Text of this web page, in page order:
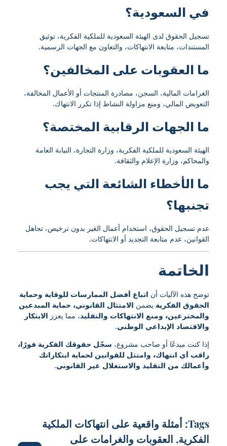
في السعودية؟
تسجيل الحقوق لدى الهيئة السعودية للملكية الفكرية، توثيق
المستندات، متابعة الانتهاكات، والتعاون مع الجهات الرسمية.
ما العقوبات على المخالفين؟
الغرامات المالية، السجن، مصادرة المنتجات أو الأعمال المخالفة،
التعويض المالي، ومنع مزاولة النشاط إذا تكرر الانتهاك.
ما الجهات الرقابية المختصة؟
الهيئة السعودية للملكية الفكرية، وزارة التجارة، النيابة العامة
والمحاكم، وزارة الإعلام والثقافة.
ما الأخطاء الشائعة التي يجب
تجنبها؟
عدم تسجيل الحقوق، استخدام أعمال الغير بدون ترخيص، تجاهل
القوانين، عدم متابعة التجديد أو الانتهاكات.
الخاتمة
توضح هذه الآليات أن اتباع أفضل الممارسات للوقاية وحماية
الحقوق الفكرية يضمن الامتثال القانوني، حماية المبدعين
والمخترعين، ومنع الانتهاكات والتقليد، مما يعزز الابتكار
والاقتصاد الإبداعي الوطني.
إذا كنت مبدعًا أو صاحب مشروع، سجّل حقوقك الفكرية فورًا،
راقب أي انتهاك، وامتثل للقوانين لحماية ابتكاراتك
وأعمالك من التقليد والاستغلال غير القانوني.
Tags: أمثلة واقعية على انتهاكات الملكية
الفكرية, العقوبات والغرامات على